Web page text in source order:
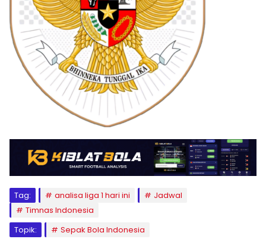
Tag: analisa liga 1 hari ini
Jadwal
Timnas Indonesia
Topik:
Sepak Bola Indonesia